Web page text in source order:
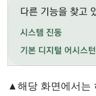
▲해당 화면에서는